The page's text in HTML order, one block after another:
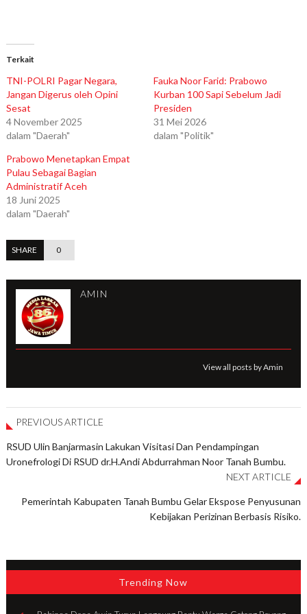
Terkait
TNI-POLRI Pagar Negara,
Jangan Digerus oleh Opini
Sesat
4 November 2025
dalam "Daerah"
Fauka Noor Farid: Prabowo
Kurban 100 Sapi Sebelum Jadi
Presiden
31 Mei 2026
dalam "Politik"
Prabowo Menetapkan Empat
Pulau Sebagai Bagian
Administratif Aceh
18 Juni 2025
dalam "Daerah"
SHARE 0
AMIN
View all posts by Amin
PREVIOUS ARTICLE
RSUD Ulin Banjarmasin Lakukan Visitasi Dan Pendampingan
Uronefrologi Di RSUD dr.H.Andi Abdurrahman Noor Tanah Bumbu.
NEXT ARTICLE
Pemerintah Kabupaten Tanah Bumbu Gelar Ekspose Penyusunan
Kebijakan Perizinan Berbasis Risiko.
Trending Now